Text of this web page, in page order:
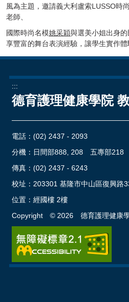
風為主題，邀請義大利盧索LUSSO時
老師、
國際時尚名模姚采穎與選美小姐出身的
享豐富的舞台表演經驗，讓學生實作體
:::
德育護理健康學院
電話： (02) 2437 - 2093
分機：日間部888, 208 五專部218
傳真：(02) 2437 - 6243
校址： 203301 基隆市中山區復興路
位置： 經國樓 2樓
Copyright © 2026德育護理健康